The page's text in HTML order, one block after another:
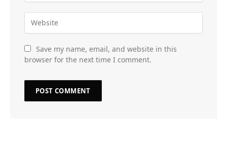
Save my name, email, and website in this
browser for the next time I comment.